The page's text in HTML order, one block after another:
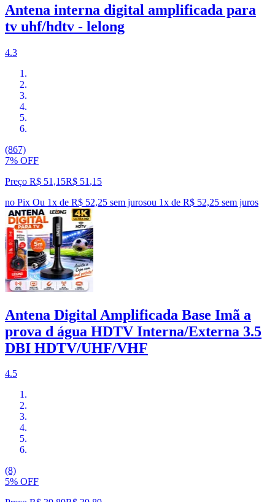
Antena interna digital amplificada para
tv uhf/hdtv - lelong
4.3
(867)
7% OFF
Preço R$ 51,15R$ 51 ,15
no Pix Ou 1x de R$ 52,25 sem jurosou 1x de R$ 52,25 sem juros
Antena Digital Amplificada Base Imã a
prova d água HDTV Interna/Externa 3.5
DBI HDTV/UHF/VHF
4.5
(8)
5% OFF